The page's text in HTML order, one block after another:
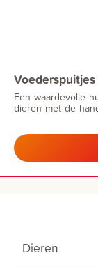
Een waardevolle
dieren met de
Dieren